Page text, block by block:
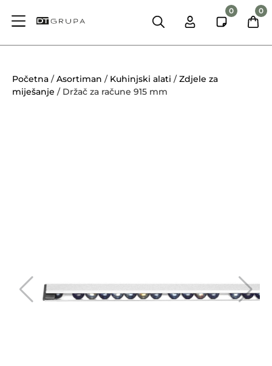
0 0
Početna /Asortiman / Kuhinjski alati /Zdjele za
miješanje / Držač za račune 915 mm